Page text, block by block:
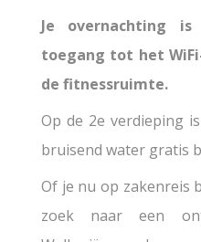
Je overnachting
toegang tot het
de fitnessruimte.
Op de 2e verdieping
bruisend water gratis
Of je nu op zakenreis
zoek naar een